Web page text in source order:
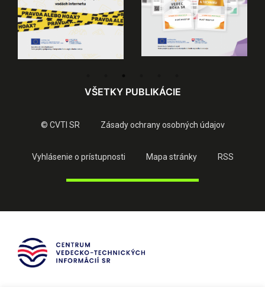
VŠETKY PUBLIKÁCIE
© CVTI SR Zásady ochrany osobných údajov
Vyhlásenie o prístupnosti Mapa stránky RSS